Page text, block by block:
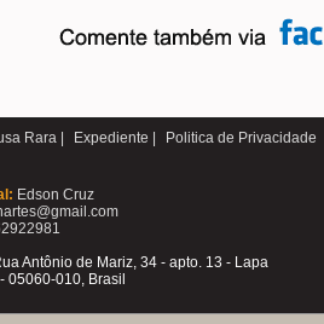
Rara | Expediente | Politica de Privacidade
Edson Cruz
Antônio de Mariz, 34 - apto. 13 - Lapa
05060-010, Brasil